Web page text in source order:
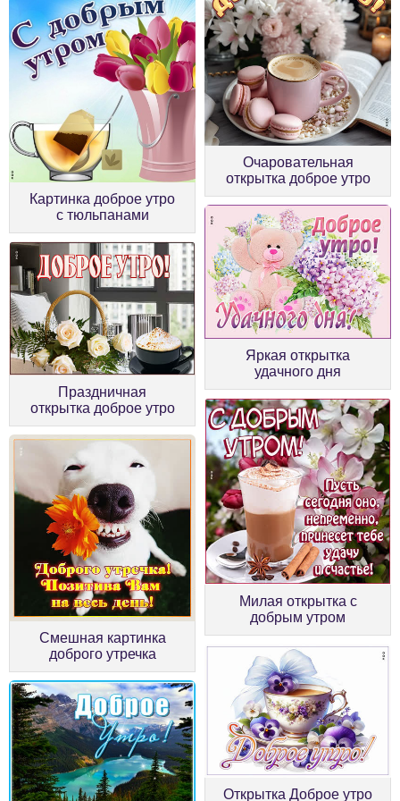
Картинка доброе утро
с тюльпанами
Очаровательная
открытка доброе утро
Праздничная
открытка доброе утро
Яркая открытка
удачного дня
Смешная картинка
доброго утречка
Милая открытка с
добрым утром
Открытка Доброе утро